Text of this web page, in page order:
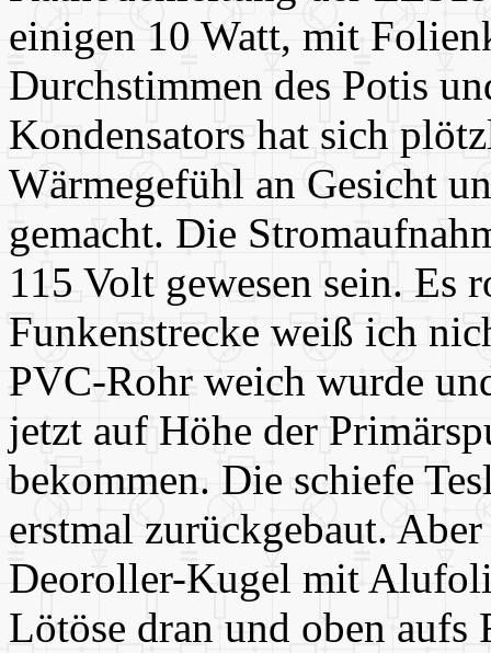
einigen 10 Watt, mit
Durchstimmen des Potis
Kondensators hat sich
Wärmegefühl an Gesicht
gemacht. Die
115 Volt gewesen sein. Es
Funkenstrecke weiß ich
PVC-Rohr weich wurde
jetzt auf Höhe der
bekommen. Die schiefe
erstmal zurückgebaut.
Deoroller-Kugel mit
Lötöse dran und oben aufs